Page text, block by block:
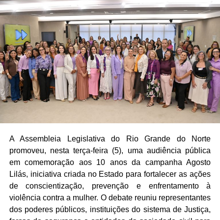
A Assembleia Legislativa do Rio Grande do Norte
promoveu, nesta terça-feira (5), uma audiência pública
em comemoração aos 10 anos da campanha Agosto
Lilás, iniciativa criada no Estado para fortalecer as ações
de conscientização, prevenção e enfrentamento à
violência contra a mulher. O debate reuniu representantes
dos poderes públicos, instituições do sistema de Justiça,